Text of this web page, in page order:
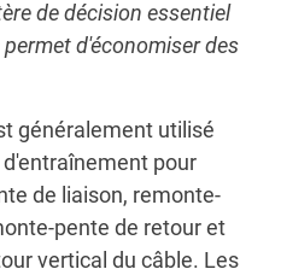
de décision essentiel
d'économiser des
généralement utilisé
pour
de liaison, remonte-
pente de retour et
vertical du câble. Les